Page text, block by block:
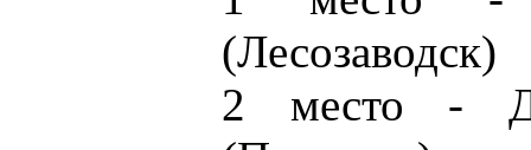
(Лесозаводск)
2 место -